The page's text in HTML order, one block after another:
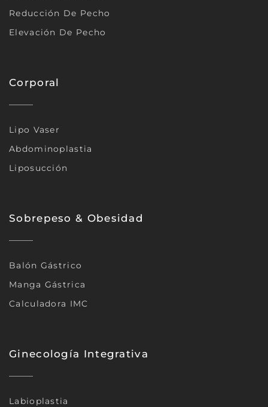
Reducción De Pecho
Elevación De Pecho
Corporal
Lipo Vaser
Abdominoplastia
Liposucción
Sobrepeso & Obesidad
Balón Gástrico
Manga Gástrica
Calculadora IMC
Ginecología Integrativa
Labioplastia